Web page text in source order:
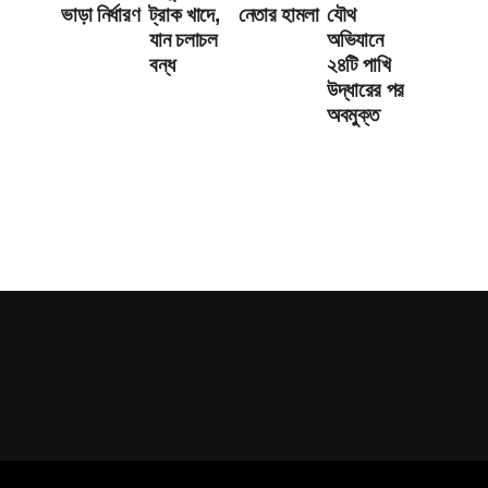
ভাড়া নির্ধারণ ট্রাক খাদে,
যান চলাচল
বন্ধ
নেতার হামলা যৌথ
অভিযানে
২৪টি পাখি
উদ্ধারের পর
অবমুক্ত